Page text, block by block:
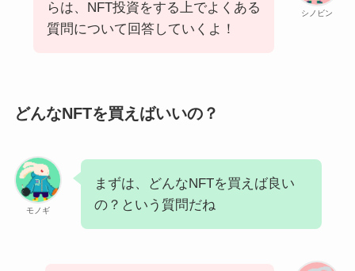
シノビン
らは、NFT投資をする上でよくある
質問について回答していくよ！
どんなNFTを買えばいいの？
モノギ
まずは、どんなNFTを買えば良い
の？という質問だね